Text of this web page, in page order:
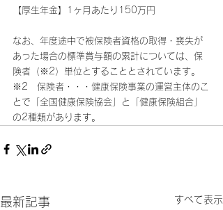
【厚生年金】1ヶ月あたり150万円
なお、年度途中で被保険者資格の取得・喪失が
あった場合の標準賞与額の累計については、保
険者（※2）単位とすることとされています。
※2　保険者・・・健康保険事業の運営主体のこ
とで「全国健康保険協会」と「健康保険組合」
の2種類があります。
最新記事 すべて表示